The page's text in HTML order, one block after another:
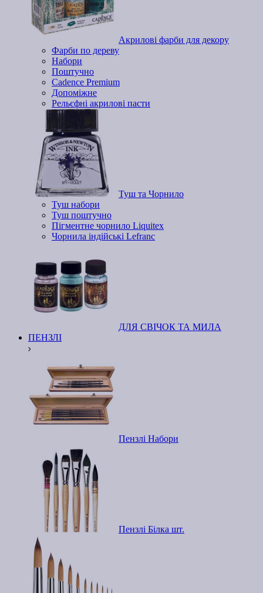
Акрилові фарби для декору
Фарби по дереву
Набори
Поштучно
Cadence Premium
Допоміжне
Рельєфні акрилові пасти
Туш та Чорнило
Туш набори
Туш поштучно
Пігментне чорнило Liquitex
Чорнила індійські Lefranc
ДЛЯ СВІЧОК ТА МИЛА
ПЕНЗЛІ
Пензлі Набори
Пензлі Білка шт.